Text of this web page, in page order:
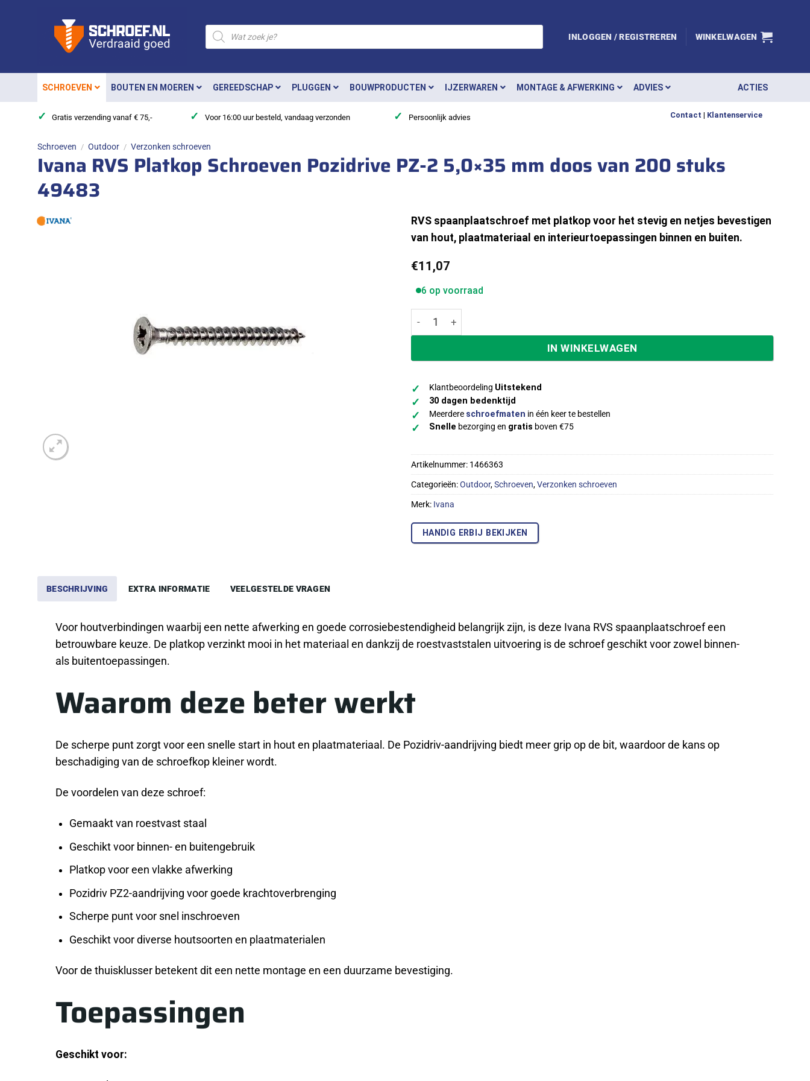
Producten
zoeken
INLOGGEN / REGISTREREN WINKELWAGEN
SCHROEVEN BOUTEN EN MOEREN GEREEDSCHAP PLUGGEN BOUWPRODUCTEN IJZERWAREN MONTAGE & AFWERKING ADVIES ACTIES
✓ Gratis verzending vanaf € 75,- ✓ Voor 16:00 uur besteld, vandaag verzonden ✓ Persoonlijk advies Contact | Klantenservice
Schroeven / Outdoor / Verzonken schroeven
Ivana RVS Platkop Schroeven Pozidrive PZ-2 5,0×35 mm doos van 200 stuks
49483
RVS spaanplaatschroef met platkop voor het stevig en netjes bevestigen
van hout, plaatmateriaal en interieurtoepassingen binnen en buiten.
€11,07
6 op voorraad
Ivana RVS Platkop Schroeven Pozidrive PZ-2 5,0×35 mm doos van 200 stuks 49483
IN WINKELWAGEN
✓ Klantbeoordeling Uitstekend
✓ 30 dagen bedenktijd
✓ Meerdere schroefmaten in één keer te bestellen
✓ Snelle bezorging en gratis boven €75
Artikelnummer: 1466363
Categorieën:Outdoor,Schroeven,Verzonken schroeven
Merk: Ivana
HANDIG ERBIJ BEKIJKEN
BESCHRIJVING EXTRA INFORMATIE VEELGESTELDE VRAGEN
Voor houtverbindingen waarbij een nette afwerking en goede corrosiebestendigheid belangrijk zijn, is deze Ivana RVS spaanplaatschroef een
betrouwbare keuze. De platkop verzinkt mooi in het materiaal en dankzij de roestvaststalen uitvoering is de schroef geschikt voor zowel binnen-
als buitentoepassingen.
Waarom deze beter werkt
De scherpe punt zorgt voor een snelle start in hout en plaatmateriaal. De Pozidriv-aandrijving biedt meer grip op de bit, waardoor de kans op
beschadiging van de schroefkop kleiner wordt.
De voordelen van deze schroef:
Gemaakt van roestvast staal
Geschikt voor binnen- en buitengebruik
Platkop voor een vlakke afwerking
Pozidriv PZ2-aandrijving voor goede krachtoverbrenging
Scherpe punt voor snel inschroeven
Geschikt voor diverse houtsoorten en plaatmaterialen
Voor de thuisklusser betekent dit een nette montage en een duurzame bevestiging.
Toepassingen
Geschikt voor: